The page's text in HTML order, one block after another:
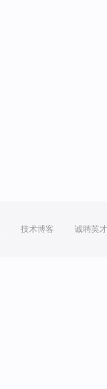
技术博客 诚聘英才